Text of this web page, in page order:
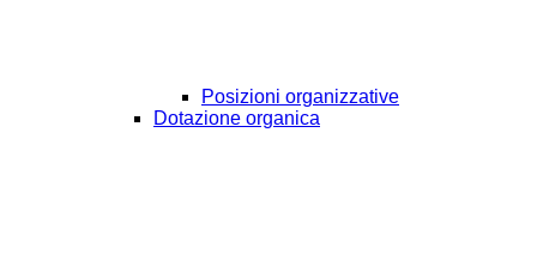
Posizioni organizzative
Dotazione organica